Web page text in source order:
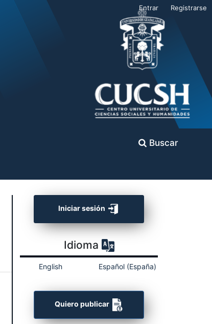
Buscar
Entrar Registrarse
Iniciar sesión
Idioma
English Español (España)
Quiero publicar